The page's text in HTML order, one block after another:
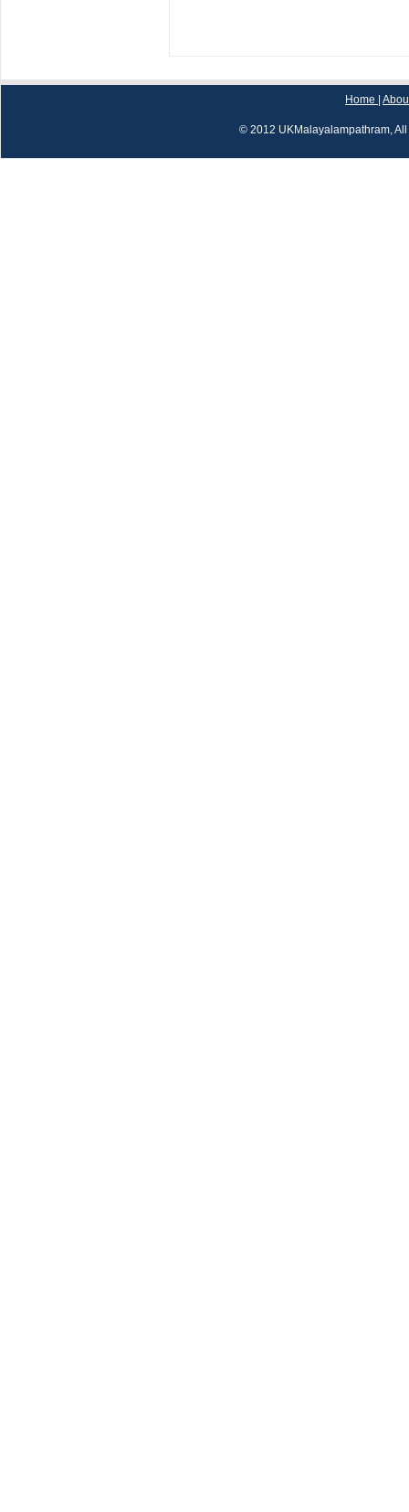
Home
© 2012 UKMalayalampathram,